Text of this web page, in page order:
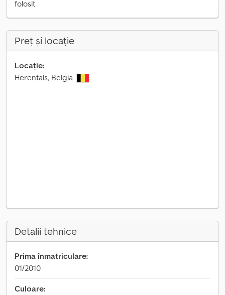
folosit
Preț și locație
Locație:
Herentals, Belgia
Detalii tehnice
Prima înmatriculare:
01/2010
Culoare: